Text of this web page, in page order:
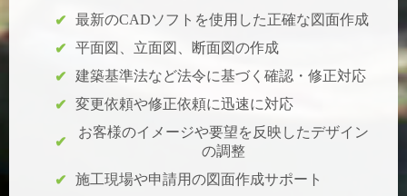
最新のCADソフトを使用した正確な図面作成
平面図、立面図、断面図の作成
建築基準法など法令に基づく確認・修正対応
変更依頼や修正依頼に迅速に対応
お客様のイメージや要望を反映したデザイン
の調整
施工現場や申請用の図面作成サポート